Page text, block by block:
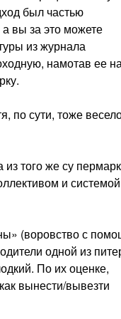
был частью
вы за это можете
из журнала
намотав ее
по сути, тоже
того же су
и системой
(во­ровство с
одной из
По их оценке,
вынести/вывез­ти